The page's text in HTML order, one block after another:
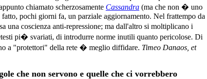
chiamato scherzosamente Cassandra (ma che non � uno
pochi giorni fa, un parziale aggiornamento. Nel frattempo da
una coscienza anti-repressione; ma dall'altro si moltiplicano i
pi� svariati, di introdurre norme inutili quanto pericolose. Di
a "protettori" della rete � meglio diffidare. Timeo Danaos, et
che non servono e quelle che ci vorrebbero